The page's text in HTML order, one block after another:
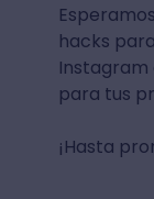
hacks
Instagram
para tus
¡Hasta